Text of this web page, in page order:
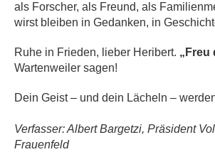
als Forscher, als Freund, als
wirst bleiben in Gedanken, in
Ruhe in Frieden, lieber Heribert. „Freu
Wartenweiler sagen!
Dein Geist – und dein Lächeln –
Verfasser: Albert Bargetzi, Präsident
Frauenfeld